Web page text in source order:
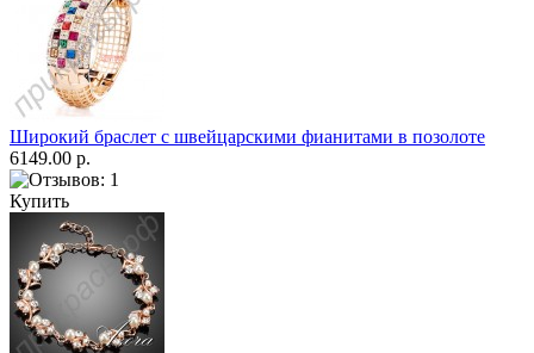
Широкий браслет с швейцарскими фианитами в позолоте
6149.00 р.
Купить